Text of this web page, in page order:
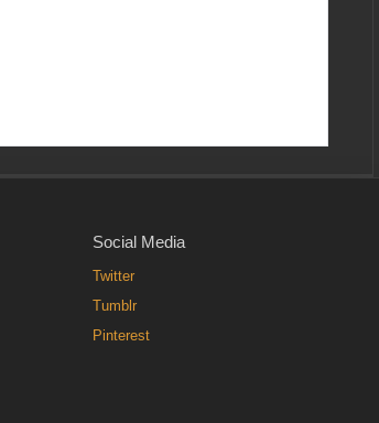
Social Media
Twitter
Tumblr
Pinterest